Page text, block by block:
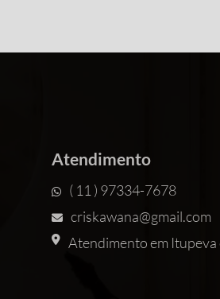
Atendimento
( 11 ) 97334-7678
criskawana@gmail.com
Atendimento em Itupeva